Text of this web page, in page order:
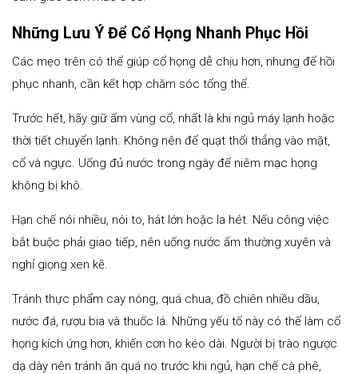
Những Lưu Ý Để Cổ Họng Nhanh Phục Hồi
Các mẹo trên có thể giúp cổ họng dễ chịu hơn, nhưng để hồi
phục nhanh, cần kết hợp chăm sóc tổng thể.
Trước hết, hãy giữ ấm vùng cổ, nhất là khi ngủ máy lạnh hoặc
thời tiết chuyển lạnh. Không nên để quạt thổi thẳng vào mặt,
cổ và ngực. Uống đủ nước trong ngày để niêm mạc họng
không bị khô.
Hạn chế nói nhiều, nói to, hát lớn hoặc la hét. Nếu công việc
bắt buộc phải giao tiếp, nên uống nước ấm thường xuyên và
nghỉ giọng xen kẽ.
Tránh thực phẩm cay nóng, quá chua, đồ chiên nhiều dầu,
nước đá, rượu bia và thuốc lá. Những yếu tố này có thể làm cổ
họng kích ứng hơn, khiến cơn ho kéo dài. Người bị trào ngược
dạ dày nên tránh ăn quá no trước khi ngủ, hạn chế cà phê,